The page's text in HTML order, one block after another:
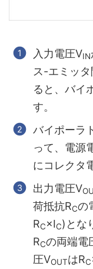
入力電圧VIN
ス-エミッ
ると、バイ
す。
バイポーラ
って、電源
にコレクタ
出力電圧V
荷抵抗RCの
RC×IC)とな
RCの両端電
圧VOUTはRC